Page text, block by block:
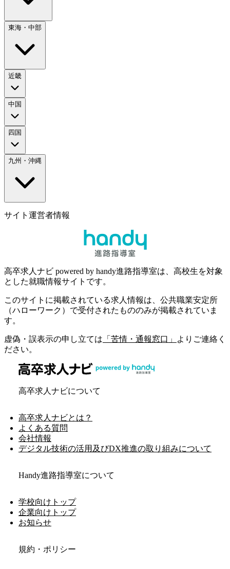
東海・中部
近畿
中国
四国
九州・沖縄
サイト運営者情報
高卒求人ナビ powered by handy進路指導室は、高校生を対象
とした就職情報サイトです。
このサイトに掲載されている求人情報は、公共職業安定所
（ハローワーク）で受付されたもののみが掲載されていま
す。
虚偽・誤表示の申し立ては 「苦情・通報窓口」
よりご連絡く
ださい。
高卒求人ナビについて
高卒求人ナビとは？
よくある質問
会社情報
デジタル技術の活用及びDX推進の取り組みについて
Handy進路指導室について
学校向けトップ
企業向けトップ
お知らせ
規約・ポリシー